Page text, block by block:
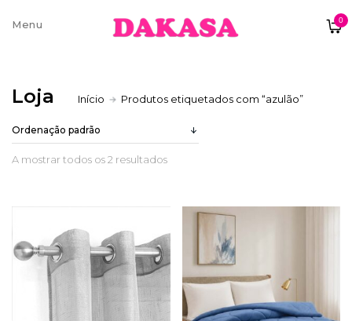
0
Sobre nós
Trocas e Devoluções
Loja Início Produtos etiquetados com “azulão”
A mostrar todos os 2 resultados